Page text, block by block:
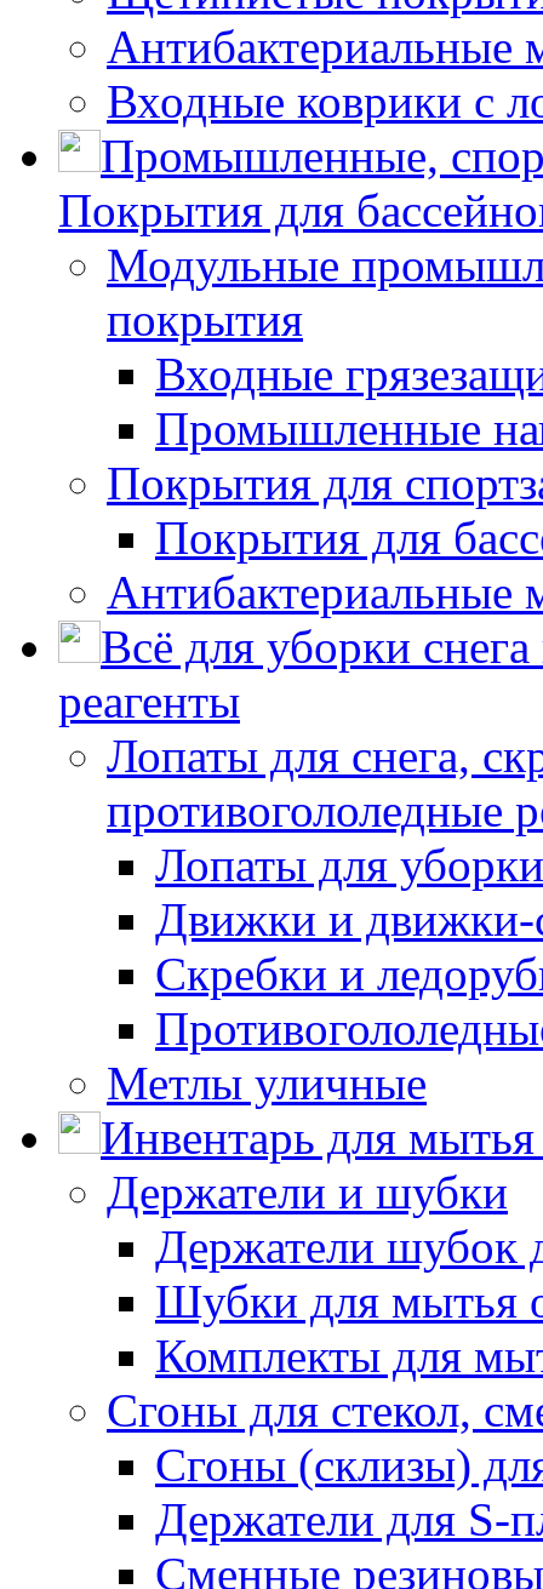
Антибактериальные
Входные коврики с
Промышленные,
Покрытия для
Модульные
покрытия
Входные
Промышленные
Покрытия для
Покрытия для
Антибактериальные
Всё для уборки
реагенты
Лопаты для снега,
противогололедные
Лопаты для
Движки и движки-
Скребки и
Метлы уличные
Инвентарь для мытья
Держатели и шубки
Держатели шубок
Шубки для мытья
Комплекты для
Сгоны для стекол,
Сгоны (склизы)
Держатели для S-
Сменные